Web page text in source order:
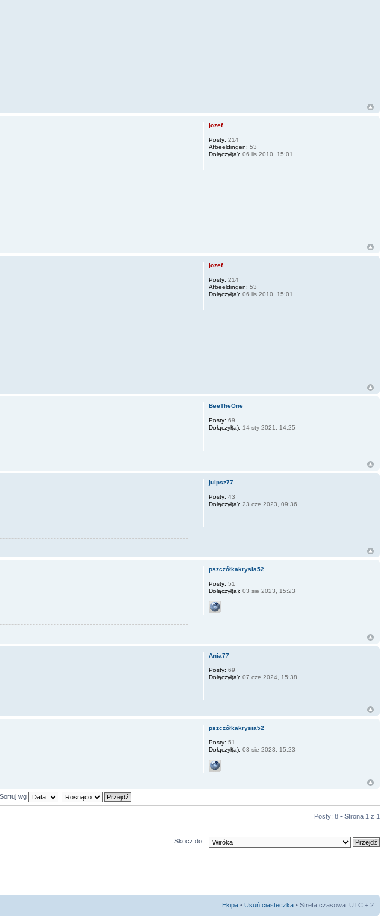
jozef
Posty: 214
Afbeeldingen: 53
Dołączył(a): 06 lis 2010, 15:01
jozef
Posty: 214
Afbeeldingen: 53
Dołączył(a): 06 lis 2010, 15:01
BeeTheOne
Posty: 69
Dołączył(a): 14 sty 2021, 14:25
julpsz77
Posty: 43
Dołączył(a): 23 cze 2023, 09:36
pszczółkakrysia52
Posty: 51
Dołączył(a): 03 sie 2023, 15:23
Ania77
Posty: 69
Dołączył(a): 07 cze 2024, 15:38
pszczółkakrysia52
Posty: 51
Dołączył(a): 03 sie 2023, 15:23
Sortuj wg
Posty: 8 • Strona 1 z 1
Skocz do:
Ekipa • Usuń ciasteczka • Strefa czasowa: UTC + 2